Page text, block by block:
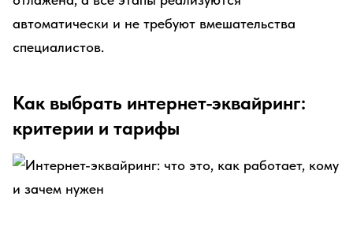
автоматически и не требуют вмешательства
специалистов.
Как выбрать интернет-эквайринг:
критерии и тарифы